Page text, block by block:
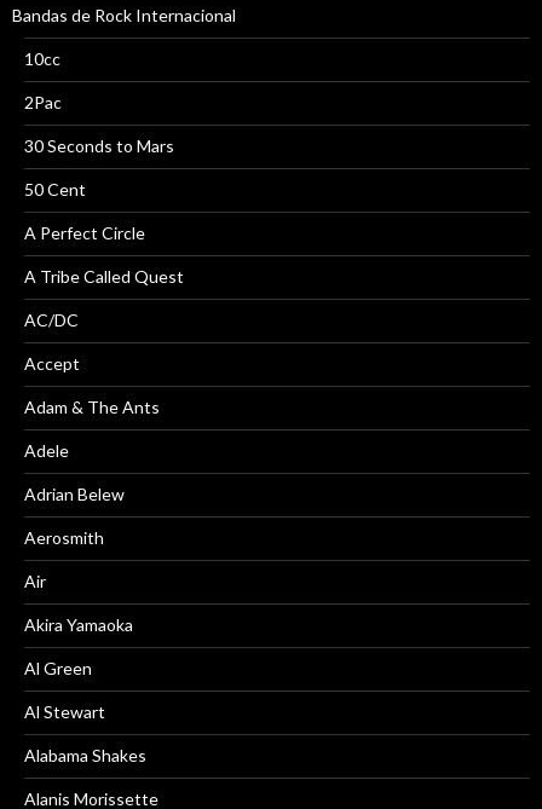
Bandas de Rock Internacional
10cc
2Pac
30 Seconds to Mars
50 Cent
A Perfect Circle
A Tribe Called Quest
AC/DC
Accept
Adam & The Ants
Adele
Adrian Belew
Aerosmith
Air
Akira Yamaoka
Al Green
Al Stewart
Alabama Shakes
Alanis Morissette